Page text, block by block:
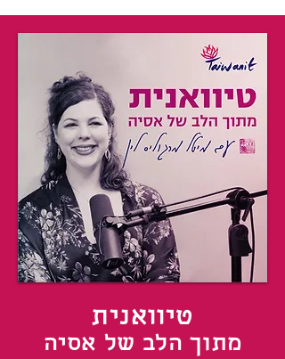
טיוואנית
מתוך הלב של אסיה